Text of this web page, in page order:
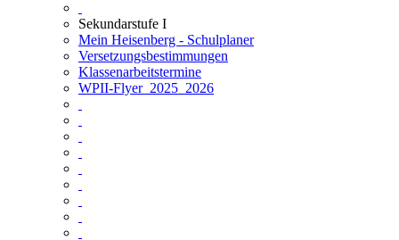
Sekundarstufe I
Mein Heisenberg - Schulplaner
Versetzungsbestimmungen
Klassenarbeitstermine
WPII-Flyer_2025_2026